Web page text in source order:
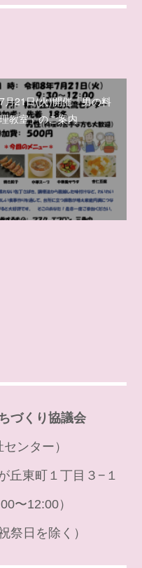
7月21日(火)開催「男の料
理教室」のご案内
づくり協議会
ンター）
丘東町１丁目３−１
〜12:00）
祭日を除く）